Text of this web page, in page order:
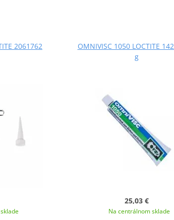
2061762
OMNIVISC 1050 LOCTITE
g
25,03 €
Na centrálnom sklade